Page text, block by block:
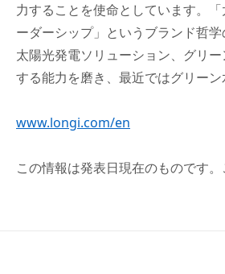
力することを使命としています。
ーダーシップ」というブランド哲
太陽光発電ソリューション、グリ
する能力を磨き、最近ではグリー
www.longi.com/en
この情報は発表日現在のものです